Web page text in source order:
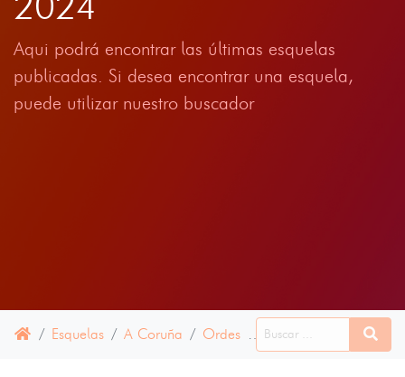
Aqui podrá encontrar las últimas esquelas
publicadas. Si desea encontrar una esquela,
puede utilizar nuestro buscador
Esquelas A Coruña Ordes 09 JULIO 2024